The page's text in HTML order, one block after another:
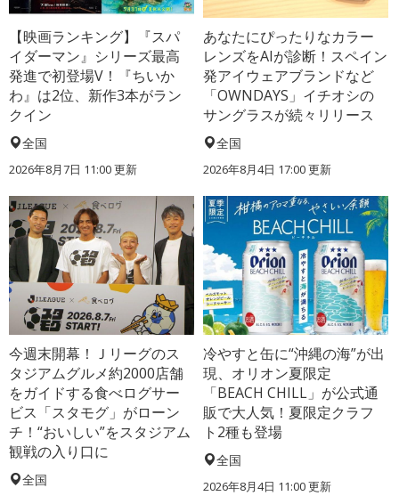
【映画ランキング】『スパ
イダーマン』シリーズ最高
発進で初登場V！『ちいか
わ』は2位、新作3本がラン
クイン
全国
2026年8月7日 11:00更新
あなたにぴったりなカラー
レンズをAIが診断！スペイン
発アイウェアブランドなど
「OWNDAYS」イチオシの
サングラスが続々リリース
全国
2026年8月4日 17:00更新
今週末開幕！Ｊリーグのス
タジアムグルメ約2000店舗
をガイドする食べログサー
ビス「スタモグ」がローン
チ！“おいしい”をスタジアム
観戦の入り口に
全国
冷やすと缶に“沖縄の海”が出
現、オリオン夏限定
「BEACH CHILL」が公式通
販で大人気！夏限定クラフ
ト2種も登場
全国
2026年8月4日 11:00更新